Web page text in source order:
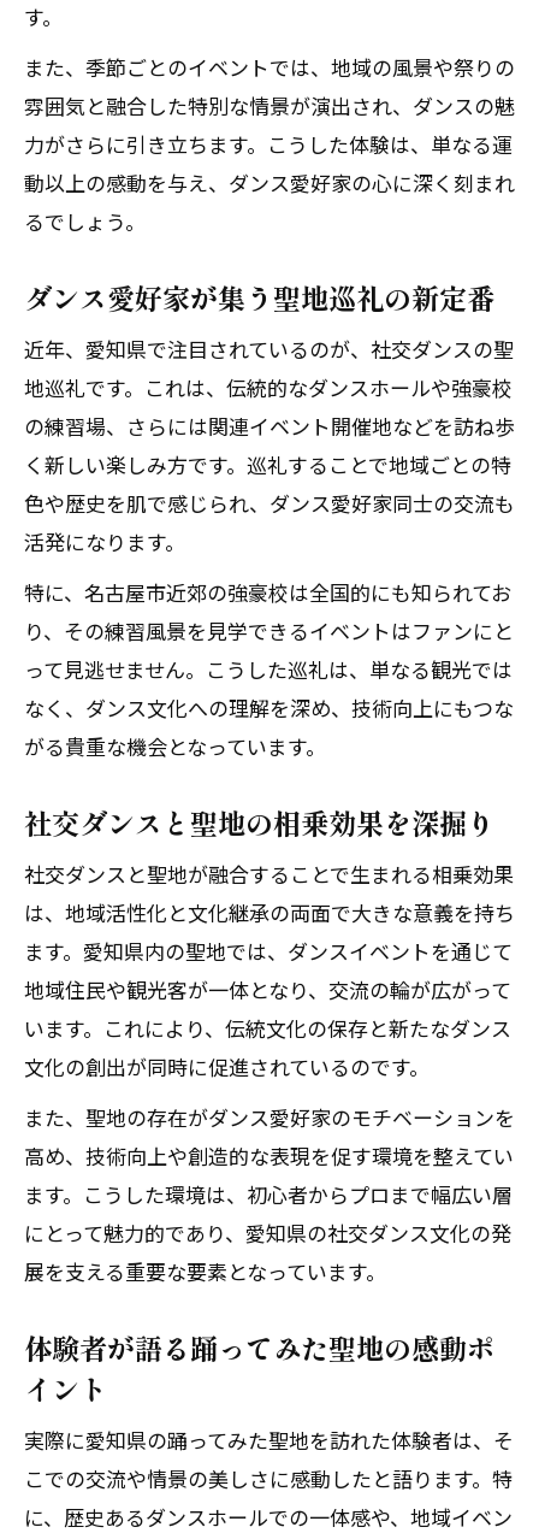
す。
また、季節ごとのイベントでは、地域の風景や祭りの
雰囲気と融合した特別な情景が演出され、ダンスの魅
力がさらに引き立ちます。こうした体験は、単なる運
動以上の感動を与え、ダンス愛好家の心に深く刻まれ
るでしょう。
ダンス愛好家が集う聖地巡礼の新定番
近年、愛知県で注目されているのが、社交ダンスの聖
地巡礼です。これは、伝統的なダンスホールや強豪校
の練習場、さらには関連イベント開催地などを訪ね歩
く新しい楽しみ方です。巡礼することで地域ごとの特
色や歴史を肌で感じられ、ダンス愛好家同士の交流も
活発になります。
特に、名古屋市近郊の強豪校は全国的にも知られてお
り、その練習風景を見学できるイベントはファンにと
って見逃せません。こうした巡礼は、単なる観光では
なく、ダンス文化への理解を深め、技術向上にもつな
がる貴重な機会となっています。
社交ダンスと聖地の相乗効果を深掘り
社交ダンスと聖地が融合することで生まれる相乗効果
は、地域活性化と文化継承の両面で大きな意義を持ち
ます。愛知県内の聖地では、ダンスイベントを通じて
地域住民や観光客が一体となり、交流の輪が広がって
います。これにより、伝統文化の保存と新たなダンス
文化の創出が同時に促進されているのです。
また、聖地の存在がダンス愛好家のモチベーションを
高め、技術向上や創造的な表現を促す環境を整えてい
ます。こうした環境は、初心者からプロまで幅広い層
にとって魅力的であり、愛知県の社交ダンス文化の発
展を支える重要な要素となっています。
体験者が語る踊ってみた聖地の感動ポ
イント
実際に愛知県の踊ってみた聖地を訪れた体験者は、そ
こでの交流や情景の美しさに感動したと語ります。特
に、歴史あるダンスホールでの一体感や、地域イベン